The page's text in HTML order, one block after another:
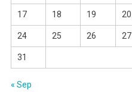
17 18 19 20
24 25 26 27
31
« Sep